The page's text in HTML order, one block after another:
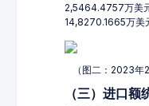
2,5464.4757万美
14,8270.1665万美
（图二：2023年
（三）进口额